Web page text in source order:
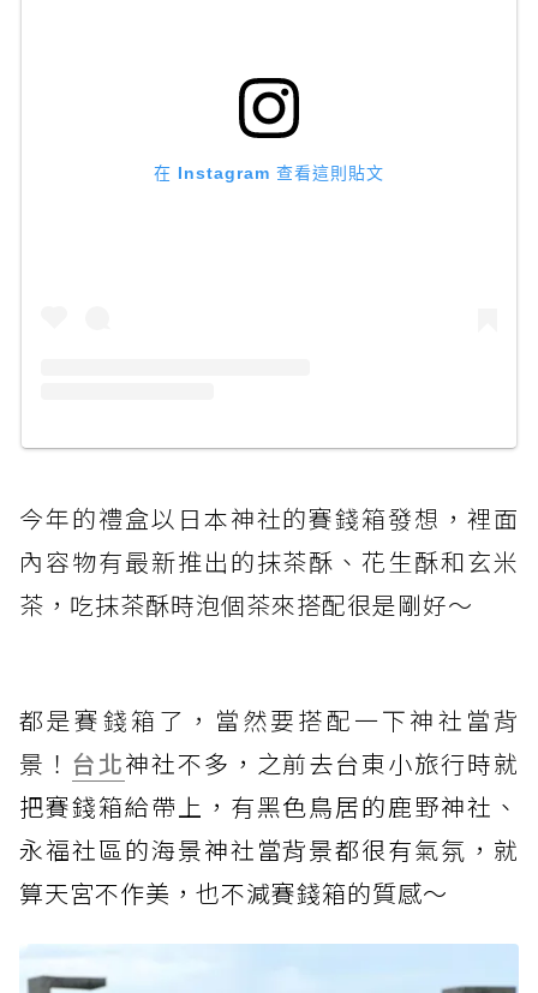
在 Instagram 查看這則貼文
今年的禮盒以日本神社的賽錢箱發想，裡面
內容物有最新推出的抹茶酥、花生酥和玄米
茶，吃抹茶酥時泡個茶來搭配很是剛好～
都是賽錢箱了，當然要搭配一下神社當背
景！ 台北神社不多，之前去台東小旅行時就
把賽錢箱給帶上，有黑色鳥居的鹿野神社、
永福社區的海景神社當背景都很有氣氛，就
算天宮不作美，也不減賽錢箱的質感～